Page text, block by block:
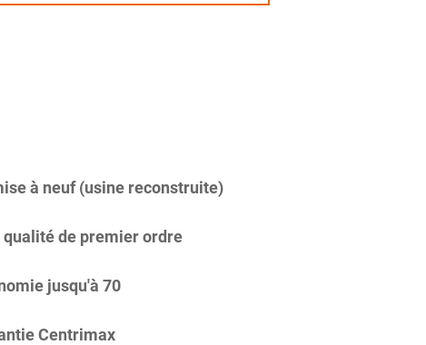
à neuf (usine reconstruite)
qualité de premier ordre
jusqu'à 70
Centrimax